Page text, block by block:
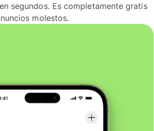
segundos. Es completamente gratis
molestos.